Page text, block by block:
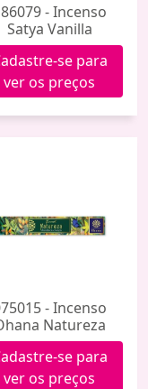
- Incenso
Satya Vanilla
se para
ver os preços
- Incenso
Natureza
se para
ver os preços